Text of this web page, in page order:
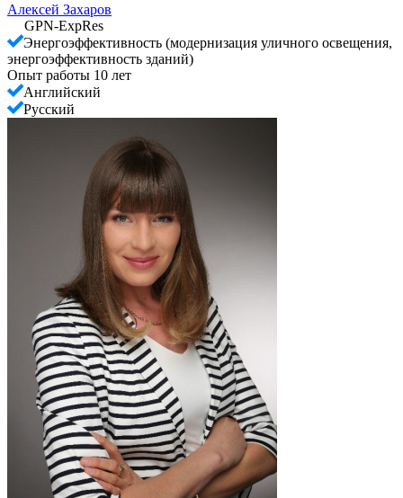
Алексей Захаров
GPN-ExpRes
Энергоэффективность (модернизация уличного освещения,
энергоэффективность зданий)
Опыт работы 10 лет
Английский
Русский